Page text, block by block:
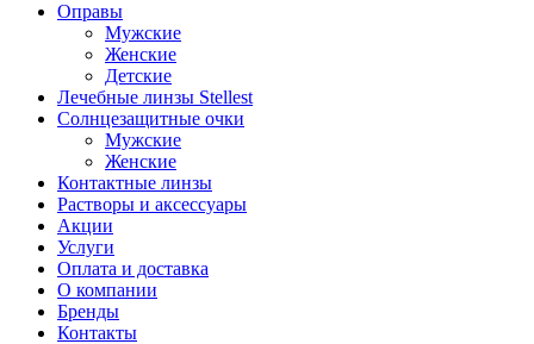
Оправы
Мужские
Женские
Детские
Лечебные линзы Stellest
Солнцезащитные очки
Мужские
Женские
Контактные линзы
Растворы и аксессуары
Акции
Услуги
Оплата и доставка
О компании
Бренды
Контакты